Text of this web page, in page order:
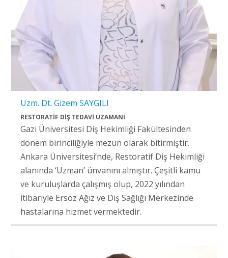
Uzm. Dt. Gizem SAYGILI
RESTORATİF DİŞ TEDAVİ UZAMANI
Gazi Üniversitesi Diş Hekimliği Fakültesinden
dönem birinciliğiyle mezun olarak bitirmiştir.
Ankara Üniversitesi’nde, Restoratif Diş Hekimliği
alanında ‘Uzman’ ünvanını almıştır. Çeşitli kamu
ve kuruluşlarda çalışmış olup, 2022 yılından
itibariyle Ersöz Ağız ve Diş Sağlığı Merkezinde
hastalarına hizmet vermektedir.